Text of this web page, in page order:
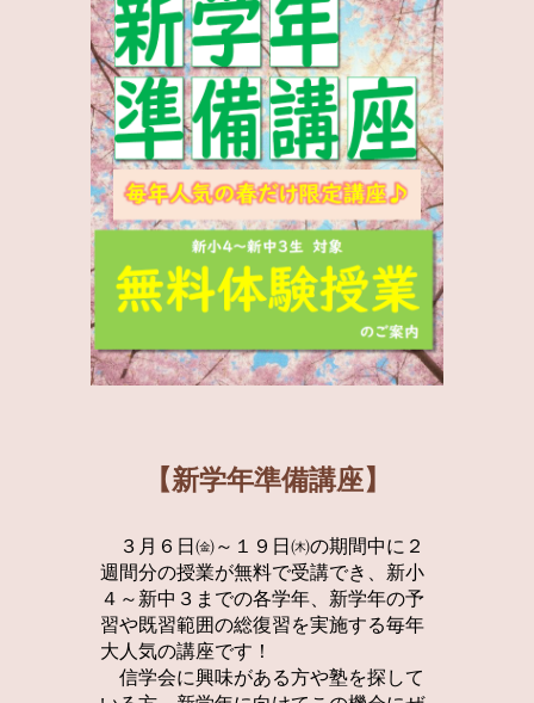
【新学年準備講座】
３月６日㈮～１９日㈭の期間中に２
週間分の授業が無料で受講でき、新小
４～新中３までの各学年、新学年の予
習や既習範囲の総復習を実施する毎年
大人気の講座です！
信学会に興味がある方や塾を探して